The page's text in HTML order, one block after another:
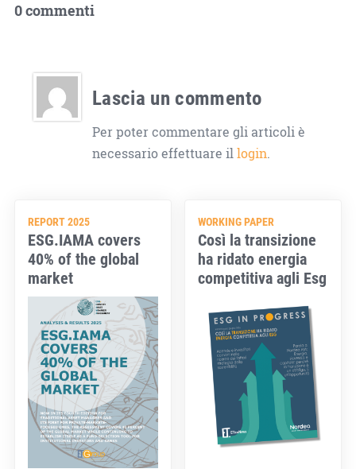
0 commenti
Lascia un commento
Per poter commentare gli articoli è
necessario effettuare illogin.
REPORT 2025
ESG.IAMA covers
40% of the global
market
WORKING PAPER
Così la transizione
ha ridato energia
competitiva agli Esg